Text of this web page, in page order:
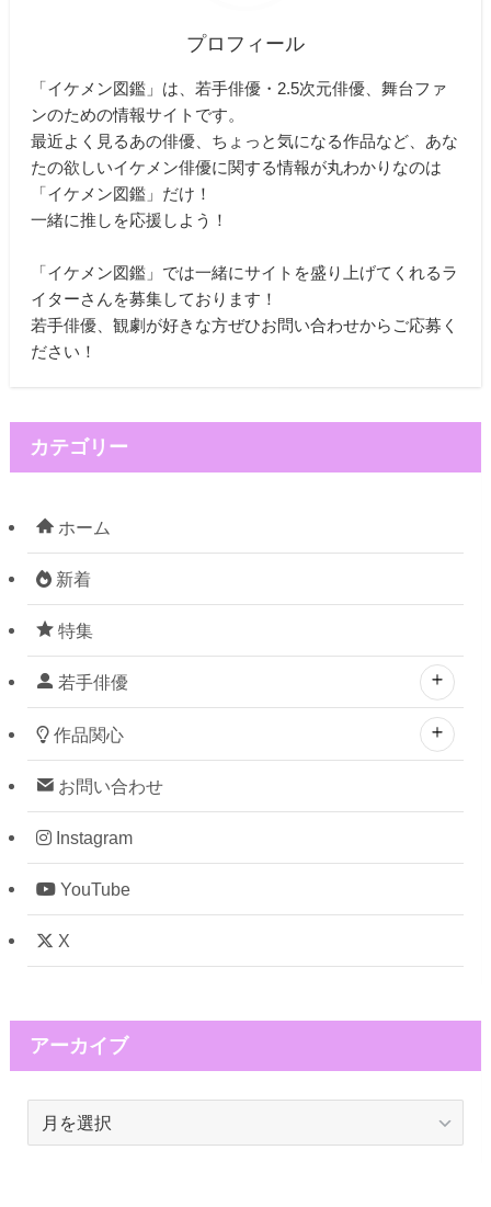
プロフィール
「イケメン図鑑」は、若手俳優・2.5次元俳優、舞台ファ
ンのための情報サイトです。
最近よく見るあの俳優、ちょっと気になる作品など、あな
たの欲しいイケメン俳優に関する情報が丸わかりなのは
「イケメン図鑑」だけ！
一緒に推しを応援しよう！
「イケメン図鑑」では一緒にサイトを盛り上げてくれるラ
イターさんを募集しております！
若手俳優、観劇が好きな方ぜひお問い合わせからご応募く
ださい！
カテゴリー
ホーム
新着
特集
若手俳優
作品関心
お問い合わせ
Instagram
YouTube
X
アーカイブ